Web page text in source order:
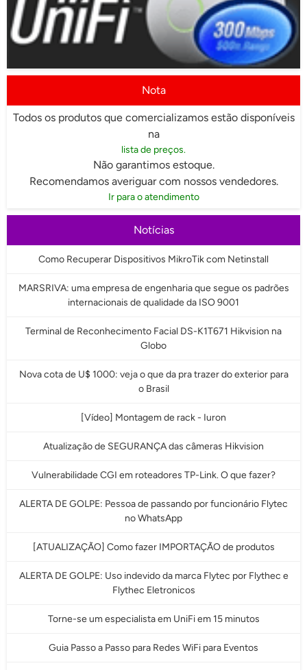
Nota
Todos os produtos que comercializamos estão disponíveis
na
lista de preços.
Não garantimos estoque.
Recomendamos averiguar com nossos vendedores.
Ir para o atendimento
Notícias
Como Recuperar Dispositivos MikroTik com Netinstall
MARSRIVA: uma empresa de engenharia que segue os padrões
internacionais de qualidade da ISO 9001
Terminal de Reconhecimento Facial DS-K1T671 Hikvision na
Globo
Nova cota de U$ 1000: veja o que da pra trazer do exterior para
o Brasil
[Vídeo] Montagem de rack - Iuron
Atualização de SEGURANÇA das câmeras Hikvision
Vulnerabilidade CGI em roteadores TP-Link. O que fazer?
ALERTA DE GOLPE: Pessoa de passando por funcionário Flytec
no WhatsApp
[ATUALIZAÇÃO] Como fazer IMPORTAÇÃO de produtos
ALERTA DE GOLPE: Uso indevido da marca Flytec por Flythec e
Flythec Eletronicos
Torne-se um especialista em UniFi em 15 minutos
Guia Passo a Passo para Redes WiFi para Eventos